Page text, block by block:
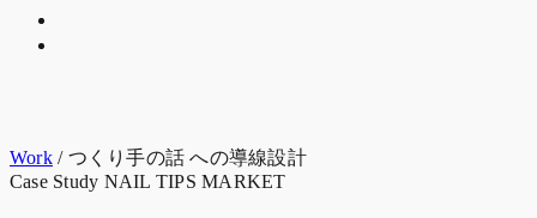
Work / つくり手の話 への導線設計
Case Study NAIL TIPS MARKET